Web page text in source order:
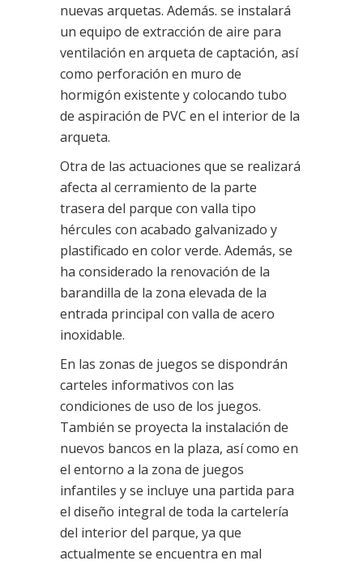
nuevas arquetas. Además. se instalará
un equipo de extracción de aire para
ventilación en arqueta de captación, así
como perforación en muro de
hormigón existente y colocando tubo
de aspiración de PVC en el interior de la
arqueta.
Otra de las actuaciones que se realizará
afecta al cerramiento de la parte
trasera del parque con valla tipo
hércules con acabado galvanizado y
plastificado en color verde. Además, se
ha considerado la renovación de la
barandilla de la zona elevada de la
entrada principal con valla de acero
inoxidable.
En las zonas de juegos se dispondrán
carteles informativos con las
condiciones de uso de los juegos.
También se proyecta la instalación de
nuevos bancos en la plaza, así como en
el entorno a la zona de juegos
infantiles y se incluye una partida para
el diseño integral de toda la cartelería
del interior del parque, ya que
actualmente se encuentra en mal